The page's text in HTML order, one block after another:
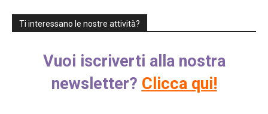
Ti interessano le nostre attività?
Vuoi iscriverti alla nostra
newsletter? Clicca qui!